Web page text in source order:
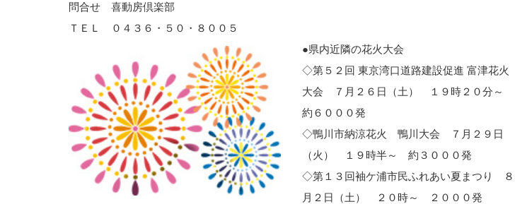
問合せ 喜動房倶楽部
ＴＥＬ ０４３６・５０・８００５
●県内近隣の花火大会
◇第５２回 東京湾口道路建設促進 富津花火
大会 ７月２６日（土） １９時２０分～
約６０００発
◇鴨川市納涼花火 鴨川大会 ７月２９日
（火） １９時半～ 約３０００発
◇第１３回袖ケ浦市民ふれあい夏まつり ８
月２日（土） ２０時～ ２０００発